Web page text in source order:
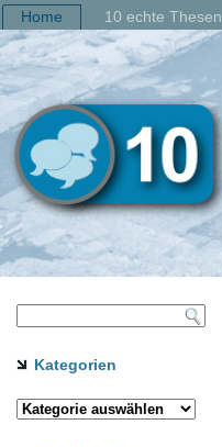
Home 10 echte Thesen
Kategorien